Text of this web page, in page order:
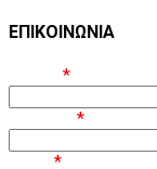
ΕΠΙΚΟΙΝΩΝΙΑ
*
*
*